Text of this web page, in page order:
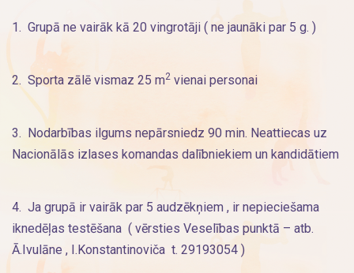
1. Grupā ne vairāk kā 20 vingrotāji ( ne jaunāki par 5 g. )
2. Sporta zālē vismaz 25 m2 vienai personai
3. Nodarbības ilgums nepārsniedz 90 min. Neattiecas uz
Nacionālās izlases komandas dalībniekiem un kandidātiem
4. Ja grupā ir vairāk par 5 audzēkņiem , ir nepieciešama
iknedēļas testēšana ( vērsties Veselības punktā – atb.
Ā.Ivulāne , I.Konstantinoviča t. 29193054 )